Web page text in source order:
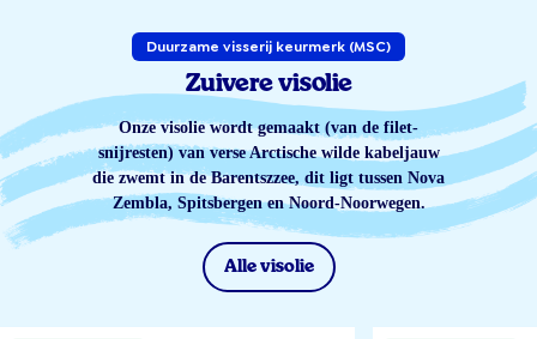
Duurzame visserij keurmerk (MSC)
Zuivere visolie
Onze visolie wordt gemaakt (van de filet-
snijresten) van verse Arctische wilde kabeljauw
die zwemt in de Barentszzee, dit ligt tussen Nova
Zembla, Spitsbergen en Noord-Noorwegen.
Alle visolie